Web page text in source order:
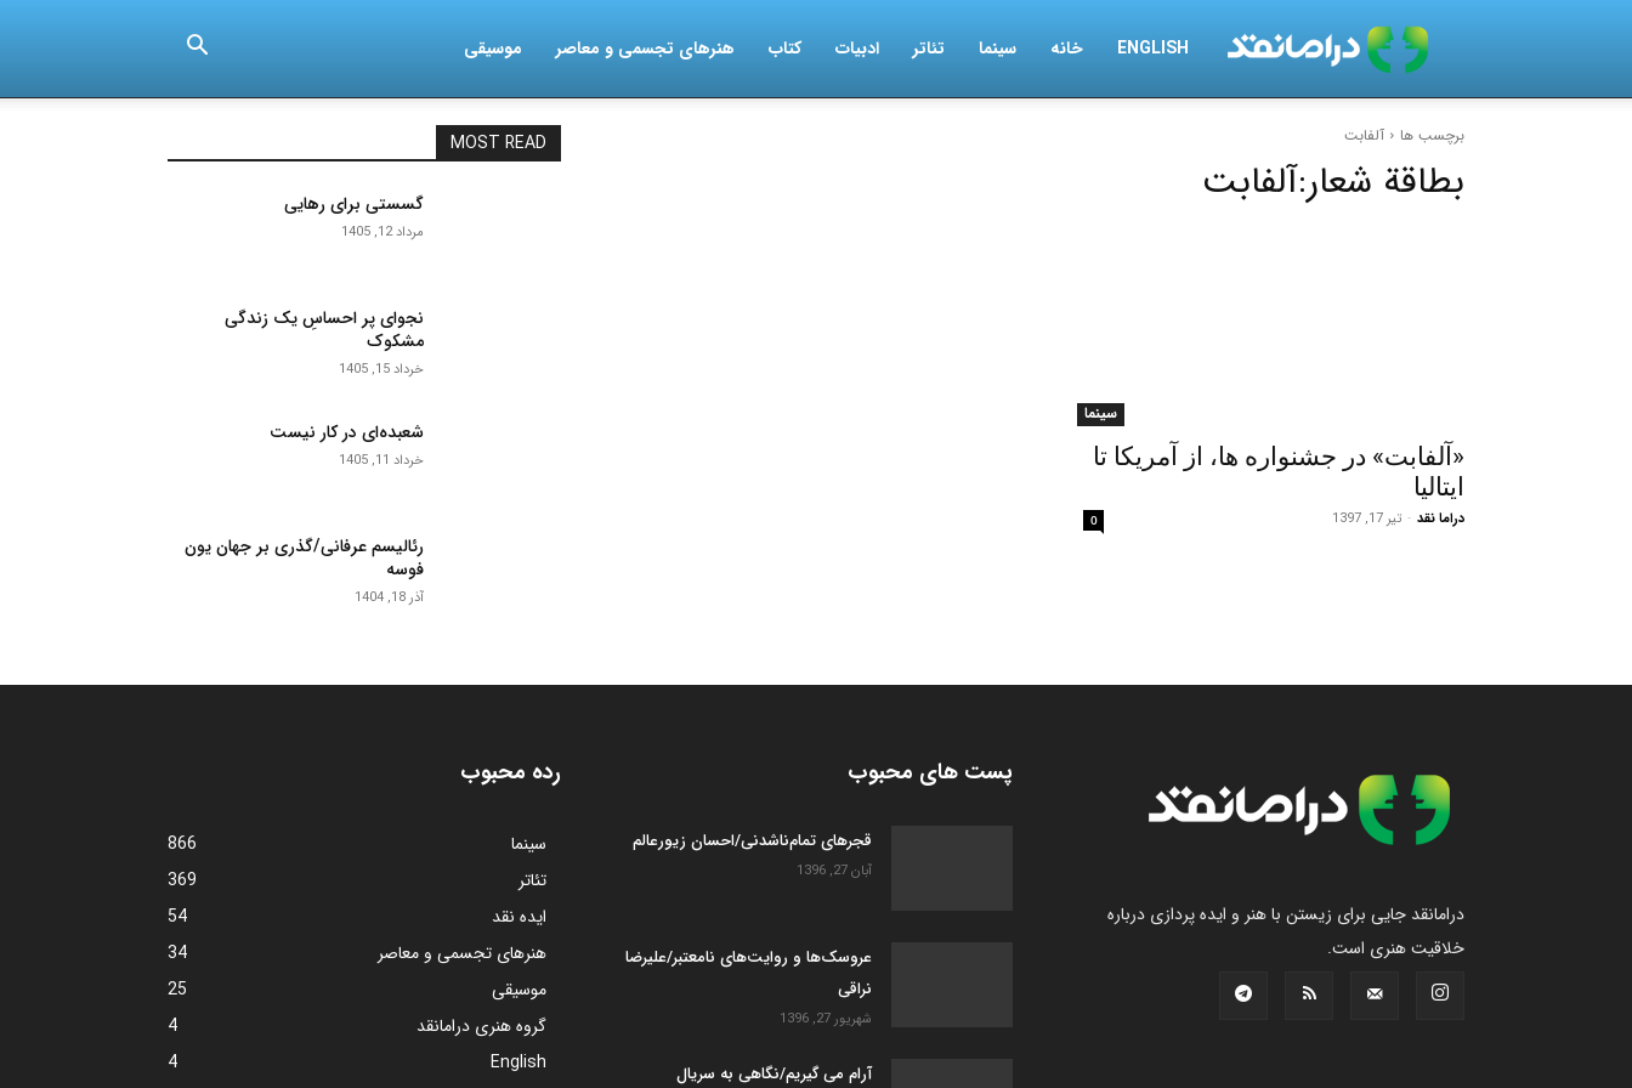
درامانقدENGLISH خانه سینما تئاتر ادبیات کتاب هنرهای تجسمی و معاصر موسیقی
برچسب ها آلفابت
بطاقة شعار:آلفابت
سینما
«آلفابت» در جشنواره ها، از آمریکا تا
ایتالیا
دراما نقد - تیر 17, 1397 0
MOST READ
گسستی برای رهایی
مرداد 12, 1405
نجوای پر احساسِ یک زندگی
مشکوک
خرداد 15, 1405
شعبده‌ای در کار نیست
خرداد 11, 1405
رئالیسم عرفانی/گذری بر جهان یون
فوسه
آذر 18, 1404
درامانقد جایی برای زیستن با هنر و ایده پردازی درباره
خلاقیت هنری است.
پست های محبوب
قجرهای تمام‌ناشدنی/احسان زیورعالم
آبان 27, 1396
عروسک­‌ها و روایت­‌های نامعتبر/علیرضا
نراقی
شهریور 27, 1396
آرام می گیریم/نگاهی به سریال
رده محبوب
سینما
866
تئاتر
369
ایده نقد
54
هنرهای تجسمی و معاصر
34
موسیقی
25
گروه هنری درامانقد
4
English
4